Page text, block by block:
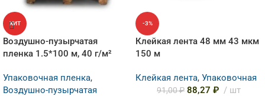
ХИТ
Воздушно-пузырчатая
пленка 1.5*100 м, 40 г/м²
Упаковочная пленка,
Воздушно-пузырчатая
-3%
Клейкая лента 48 мм 43 мкм
150 м
Клейкая лента, Упаковочная
91,00₽ 88,27 ₽ шт